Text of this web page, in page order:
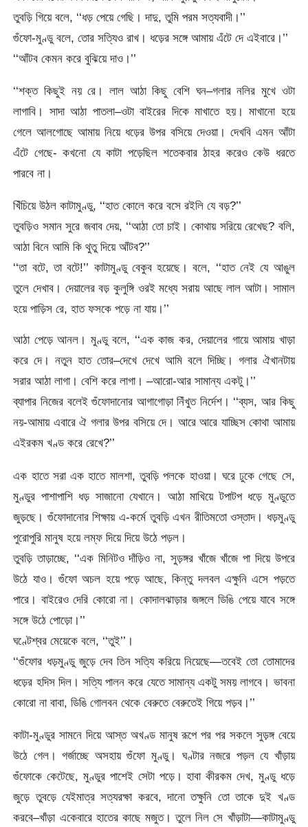
তুবড়ি গিয়ে বলে, ‘‘ধড় পেয়ে গেছি। দাদু, তুমি পরম সত্যবাদী।’’
গুঁফো-মুণ্ডু বলে, তোর সত্যিও রাখ। ধড়ের সঙ্গে আমায় এঁটে দে এইবারে।’’
‘‘আঁটব কেমন করে বুঝিয়ে দাও।’’
‘‘শক্ত কিছুই নয় রে। লাল আঠা কিছু বেশি ঘন–গলার নলির মুখে ওটা
লাগাবি। সাদা আঠা পাতলা–ওটা বাইরের দিকে মাখাতে হয়। মাখানো হয়ে
গেলে আলগোছে আমায় নিয়ে ধড়ের উপর বসিয়ে দেওয়া। দেখবি এমন আঁটা
এঁটে গেছে- কখনো যে কাটা পড়েছিল শতেকবার ঠাহর করেও কেউ ধরতে
পারবে না।
খিঁচিয়ে উঠল কাটামুণ্ডু, ‘‘হাত কোলে করে বসে রইলি যে বড়?’’
তুবড়িও সমান সুরে জবাব দেয়, ‘‘আঠা তো চাই। কোথায় সরিয়ে রেখেছ? বলি,
আঠা বিনে আমি কি থুতু দিয়ে আঁটব?’’
‘‘তা বটে, তা বটে!’’ কাটামুণ্ডু বেকুব হয়েছে। বলে, ‘‘হাত নেই যে আঙুল
তুলে দেখাব। দেয়ালের বড় কুলুঙ্গি ওরই মধ্যে সরায় আছে লাল আটা। সামাল
হয়ে পাড়িস রে, হাত ফসকে পড়ে না যায়।’’
আঠা পেড়ে আনল। মুণ্ডু বলে, ‘‘এক কাজ কর, দেয়ালের গায়ে আমায় খাড়া
করে দে। নতুন হাত তোর–দেখে দেখে আমি বলে দিচ্ছি। গলার ঐখানটায়
সরার আঠা লাগা। বেশি করে লাগা। –আরো-আর সামান্য একটু।’’
ব্যাপার নিজের বলেই গুঁফোদানোর আগাগোড়া নিঁখুত নির্দেশ। ‘‘ব্যস, আর কিছু
নয়-আমায় এবারে ঐ গলার উপর বসিয়ে দে। আরে আরে যাচ্ছিস কোথা আমায়
এইরকম খণ্ড করে রেখে?’’
এক হাতে সরা এক হাতে মালশা, তুবড়ি পলকে হাওয়া। ঘরে ঢুকে গেছে সে,
মুণ্ডুর পাশাপাশি ধড় সাজানো যেখানে। আঠা মাখিয়ে টপাটপ ধড়ে মুণ্ডুতে
জুড়ছে। গুঁফোদানোর শিক্ষায় এ-কর্মে তুবড়ি এখন রীতিমতো ওস্তাদ। ধড়মুণ্ডু
পুরোপুরি মানুষ হয়ে লম্ফ দিয়ে দিয়ে উঠে পড়ল।
তুবড়ি তাড়াচ্ছে, ‘‘এক মিনিটও দাঁড়িও না, সুড়ঙ্গর খাঁজে খাঁজে পা দিয়ে উপরে
উঠে যাও। গুঁফো অচল হয়ে পড়ে আছে, কিন্তু দলবল এক্ষুনি এসে পড়তে
পারে। বাইরেও দেরি কোরো না। কোদালঝাড়ার জঙ্গলে ডিঙি পেয়ে যাবে সঙ্গে
সঙ্গে উঠে পোড়ো।’’
ঘণ্টেশ্বর মেয়েকে বলে, ‘‘তুই’’।
‘‘গুঁফোর ধড়মুণ্ডু জুড়ে দেব তিন সত্যি করিয়ে নিয়েছে—তবেই তো তোমাদের
ধড়ের হদিস দিল। সত্যি পালন করে যেতে সামান্য একটু সময় লাগবে। ভাবনা
কোরো না বাবা, ডিঙি গোলবন থেকে বেরুতে বেরুতেই গিয়ে পড়ব।’’
কাটা-মুণ্ডুর সামনে দিয়ে আস্ত অখণ্ড মানুষ রূপে পর পর সকলে সুড়ঙ্গ বেয়ে
উঠে গেল। গর্জাচ্ছে অসহায় গুঁফো মুণ্ডু। ঘণ্টার নজরে পড়ল যে খাঁড়ায়
গুঁফোকে কেটেছে, মুণ্ডুর পাশেই সেটা পড়ে। হাবা কীরকম দেখ, মুণ্ডু ধড়ে
জুড়ে তুবড়ে যেইমাত্র সত্যরক্ষা করবে, দানো তক্ষুনি তো তাকে দুই খণ্ড
করবে–খাঁড়া একেবারে হাতের কাছে মজুত। তুলে নিল সে খাঁড়াটা—কাটামুণ্ডু